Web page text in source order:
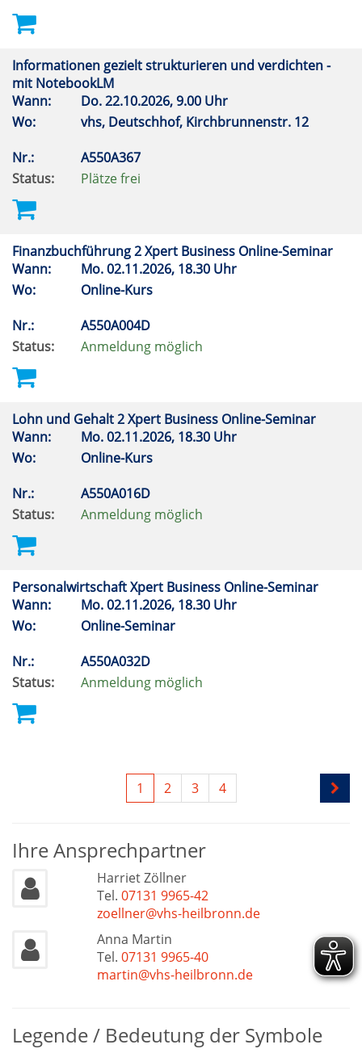
Informationen gezielt strukturieren und verdichten -
mit NotebookLM
Wann:
Do.22.10.2026, 9.00 Uhr
Wo:
vhs, Deutschhof, Kirchbrunnenstr. 12
Nr.:
A550A367
Status:
Plätze frei
Finanzbuchführung 2 Xpert Business Online-Seminar
Wann:
Mo.02.11.2026, 18.30 Uhr
Wo:
Online-Kurs
Nr.:
A550A004D
Status:
Anmeldung möglich
Lohn und Gehalt 2 Xpert Business Online-Seminar
Wann:
Mo.02.11.2026, 18.30 Uhr
Wo:
Online-Kurs
Nr.:
A550A016D
Status:
Anmeldung möglich
Personalwirtschaft Xpert Business Online-Seminar
Wann:
Mo.02.11.2026, 18.30 Uhr
Wo:
Online-Seminar
Nr.:
A550A032D
Status:
Anmeldung möglich
1 2 3 4
Ihre Ansprechpartner
Harriet Zöllner
Tel. 07131 9965-42
zoellner@vhs-heilbronn.de
Anna Martin
Tel. 07131 9965-40
martin@vhs-heilbronn.de
Legende / Bedeutung der Symbole